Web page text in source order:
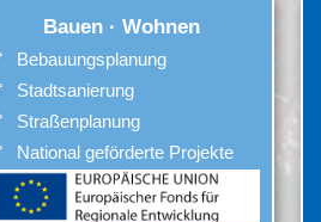
Bauen · Wohnen
Bebauungsplanung
Stadtsanierung
Straßenplanung
National geförderte Projekte